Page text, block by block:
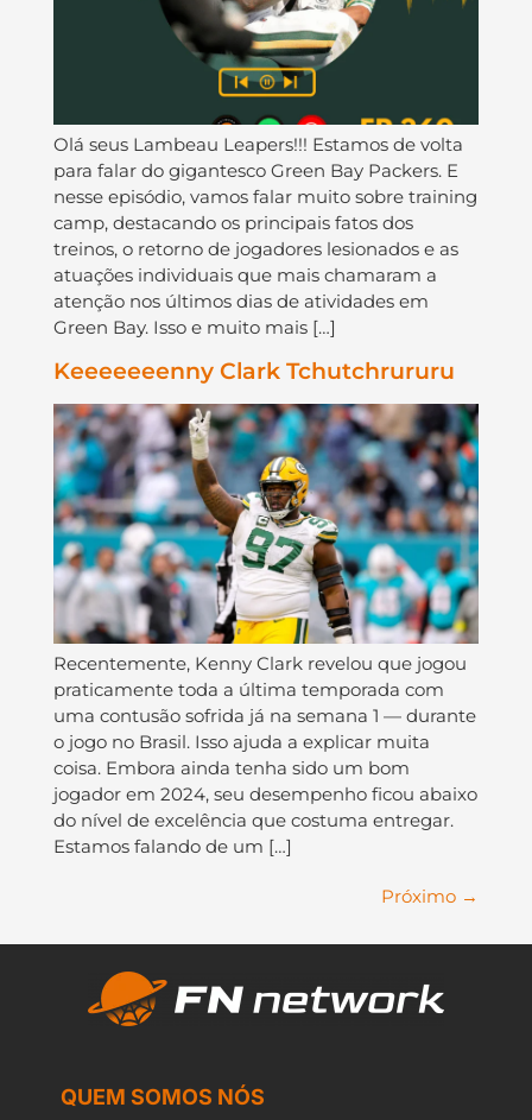
Olá seus Lambeau Leapers!!! Estamos de volta
para falar do gigantesco Green Bay Packers. E
nesse episódio, vamos falar muito sobre training
camp, destacando os principais fatos dos
treinos, o retorno de jogadores lesionados e as
atuações individuais que mais chamaram a
atenção nos últimos dias de atividades em
Green Bay. Isso e muito mais […]
Keeeeeeenny Clark Tchutchrururu
Recentemente, Kenny Clark revelou que jogou
praticamente toda a última temporada com
uma contusão sofrida já na semana 1 — durante
o jogo no Brasil. Isso ajuda a explicar muita
coisa. Embora ainda tenha sido um bom
jogador em 2024, seu desempenho ficou abaixo
do nível de excelência que costuma entregar.
Estamos falando de um […]
Próximo →
QUEM SOMOS NÓS